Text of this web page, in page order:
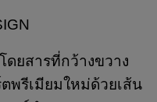
ยสารที่กว้างขวาง
พรีเมียมใหม่ด้วยเส้น